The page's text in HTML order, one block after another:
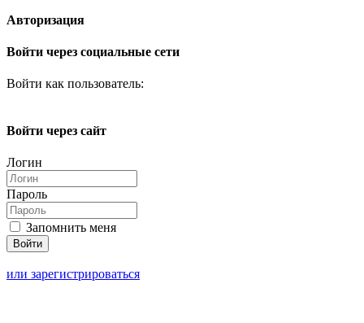
Авторизация
Войти через социальные сети
Войти как пользователь:
Войти через сайт
Логин
Пароль
Запомнить меня
или зарегистрироваться